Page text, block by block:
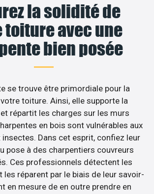
la solidité de
toiture avec une
bien posée
se trouve être primordiale pour la
toiture. Ainsi, elle supporte la
répartit les charges sur les murs
en bois sont vulnérables aux
Dans cet esprit, confiez leur
pose à des charpentiers couvreurs
Ces professionnels détectent les
les réparent par le biais de leur savoir-
en mesure de en outre prendre en